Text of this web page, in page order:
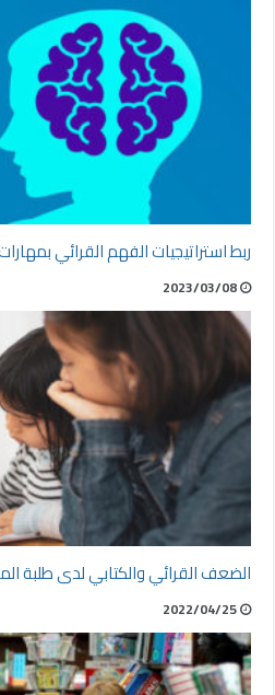
ربط استراتيجيات الفهم القرائي بمهارات
2023/03/08
الضعف القرائي والكتابي لدى طلبة
2022/04/25